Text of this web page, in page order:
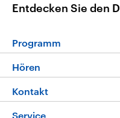
Entdecken Sie den
Programm
Programm
Die Nachrichten
Hören
Livestream
Kontakt
Hörerservice
Service